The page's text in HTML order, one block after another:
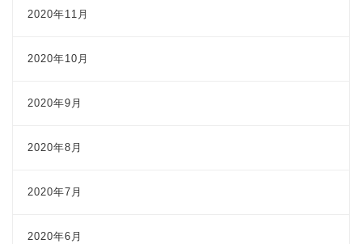
2020年11月
2020年10月
2020年9月
2020年8月
2020年7月
2020年6月